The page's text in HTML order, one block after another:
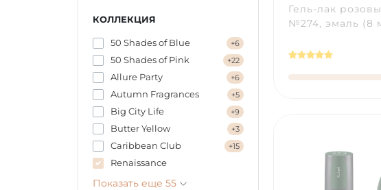
КОЛЛЕКЦИЯ
50 Shades of Blue +6
50 Shades of Pink +22
Allure Party +6
Autumn Fragrances +5
Big City Life +9
Butter Yellow +3
Caribbean Сlub +15
Renaissance
Показать еще 55
Гель-лак
№274, эмаль (8